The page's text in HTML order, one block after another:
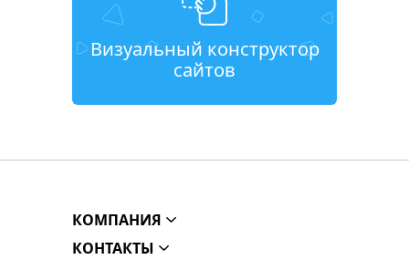
Визуальный конструктор
сайтов
КОМПАНИЯ
КОНТАКТЫ